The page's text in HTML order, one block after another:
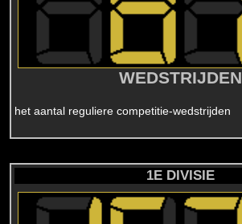
WEDSTRIJDEN
het aantal reguliere competitie-wedstrijden
1E DIVISIE